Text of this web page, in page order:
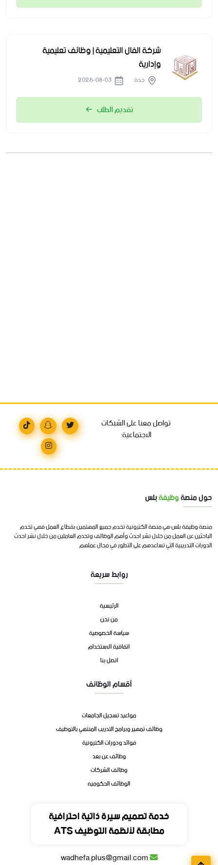
خدمة تصميم سيرة ذاتية احترافية
مطابقة لأنظمة التوظيف ATS
شركة الفال التعليمية | وظائف تعليمية
وإدارية
جدة
تقديم الطلب
تواصل معنا على الشبكات
الاجتماعية:
حول منصةوظيفةبلس
منصة وظيفة بلس هي منصة الكترونية تخدم جميع المهتمين بقطاع العمل فهي تخدم
الباحثين عن العمل من خلال نشر احدث وأهم الوظائف وتخدم العاملين من خلال نشر احدث
الدورات التدريبية التي تساعدهم على التطور في مجال عملهم
روابط سريعة
الرئيسية
من نحن
سياسة الخصوصية
اتفاقية الاستخدام
اتصل بنا
أقسام الوظائف
مواعيد تسجيل الجامعات
وظائف تمهير وبرامج التدريب المنتهي بالتوظيف
فوائد ودورات الكترونية
وظائف عن بعد
وظائف الشركات
الوظائف الحكوميه
المملكة العربية السعودية